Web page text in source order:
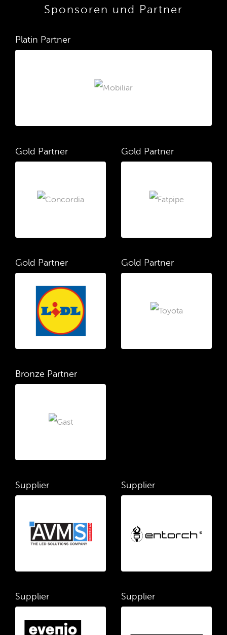
Sponsoren und Partner
Platin Partner
Gold Partner Gold Partner
Gold Partner Gold Partner
Bronze Partner
Supplier Supplier
Supplier Supplier